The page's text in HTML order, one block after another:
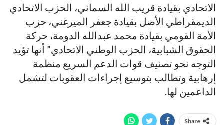
الاتحادي بقيادة قريب الله السماني، الحزب الاتحادي
الديمقراطي الأصل بقيادة جعفر الميرغني، حزب
الأمة القومي بقيادة محمد عبدالله الدومة، حركة
الحقوق الشبابية، الحزب الوطني الاتحادي” أنها تؤيد
التوجه نحو تصنيف قوات الدعم السريع منظمة
إرهابية وتطالب بتوسيع إجراءات العقوبات لتشمل
الداعمين لها.
Share